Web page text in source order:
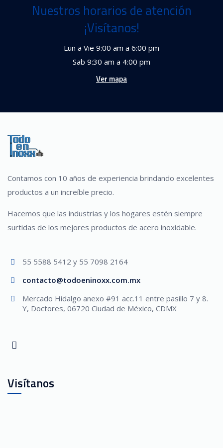
Nuestros horarios de atención
¡Visítanos!
Lun a Vie 9:00 am a 6:00 pm
Sab 9:30 am a 4:00 pm
Ver mapa
Contamos con 10 años de experiencia brindando excelentes
productos a un increíble precio.
Hacemos que las industrias y los hogares estén siempre
surtidas de los mejores productos de acero inoxidable.
55 5588 5412 y 55 7098 2164
contacto@todoeninoxx.com.mx
Mercado Hidalgo anexo #91 acc.11 entre pasillo 7 y 8.
Y, Doctores, 06720 Ciudad de México, CDMX
Visítanos